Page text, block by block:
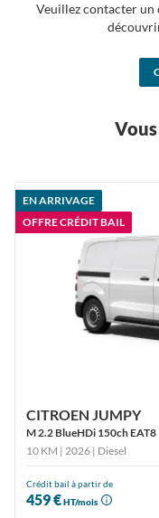
Veuillez contacter
EN ARRIVAGE
OFFRE CRÉDIT BAIL
CITROEN JUMPY
M 2.2 BlueHDi 150ch EAT8
10 KM | 2026 | Diesel
Crédit bail à partir de
459 €HT/mois